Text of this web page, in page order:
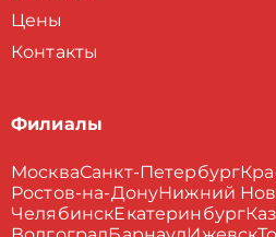
Цены
Контакты
Филиалы
МоскваСанкт-Петербург
Ростов-на-ДонуНижний
ЧелябинскЕкатеринбург